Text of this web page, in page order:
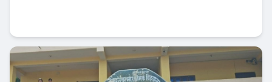
बैंक-वित्त